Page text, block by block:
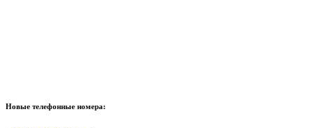
Новые телефонные номера: